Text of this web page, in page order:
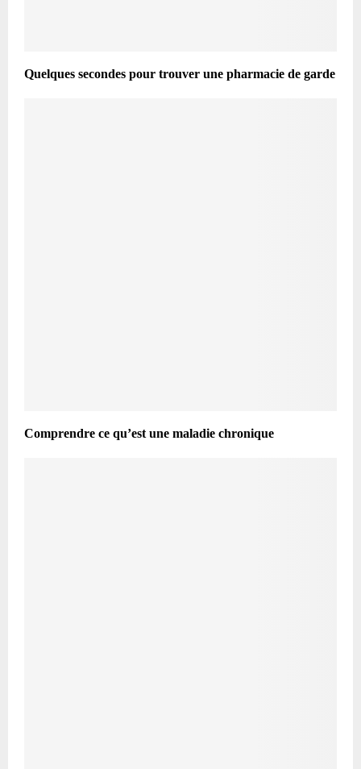
Quelques secondes pour trouver une pharmacie de garde
Comprendre ce qu’est une maladie chronique